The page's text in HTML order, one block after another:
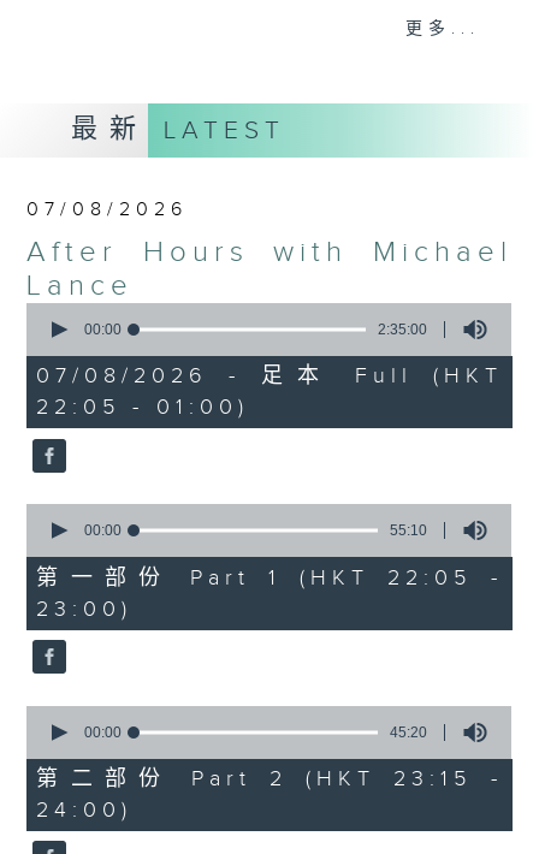
gone by. Join him every weekday
Michael Lance.Listen to the
soulful melodies of R&B, soft rock
ballads that defined a generation,
that keep our hearts beating in
rhythm. Rediscover your favorites
and uncover hidden gems, as
'After Hours' gives you the
perfect soundtrack to your late-
night adventures.
So, whether you’re sliding into
your comfy chair, grabbing the
wheel, or surrendering to the
magic of the night, tune in to
After Hours with Michael Lance
Weekdays 10:05pm to 1am - On Air
- Online - On Radio 3
更多...
最新 LATEST
07/08/2026
After Hours with Michael
Lance
seconds
2
hours,
35
minutes,
0
seconds
00:00 2:35:00
07/08/2026 - 足本 Full (HKT
22:05 - 01:00)
seconds
55
minutes,
10
seconds
00:00 55:10
第一部份 Part 1 (HKT 22:05 -
23:00)
seconds
45
minutes,
20
seconds
00:00 45:20
第二部份 Part 2 (HKT 23:15 -
24:00)